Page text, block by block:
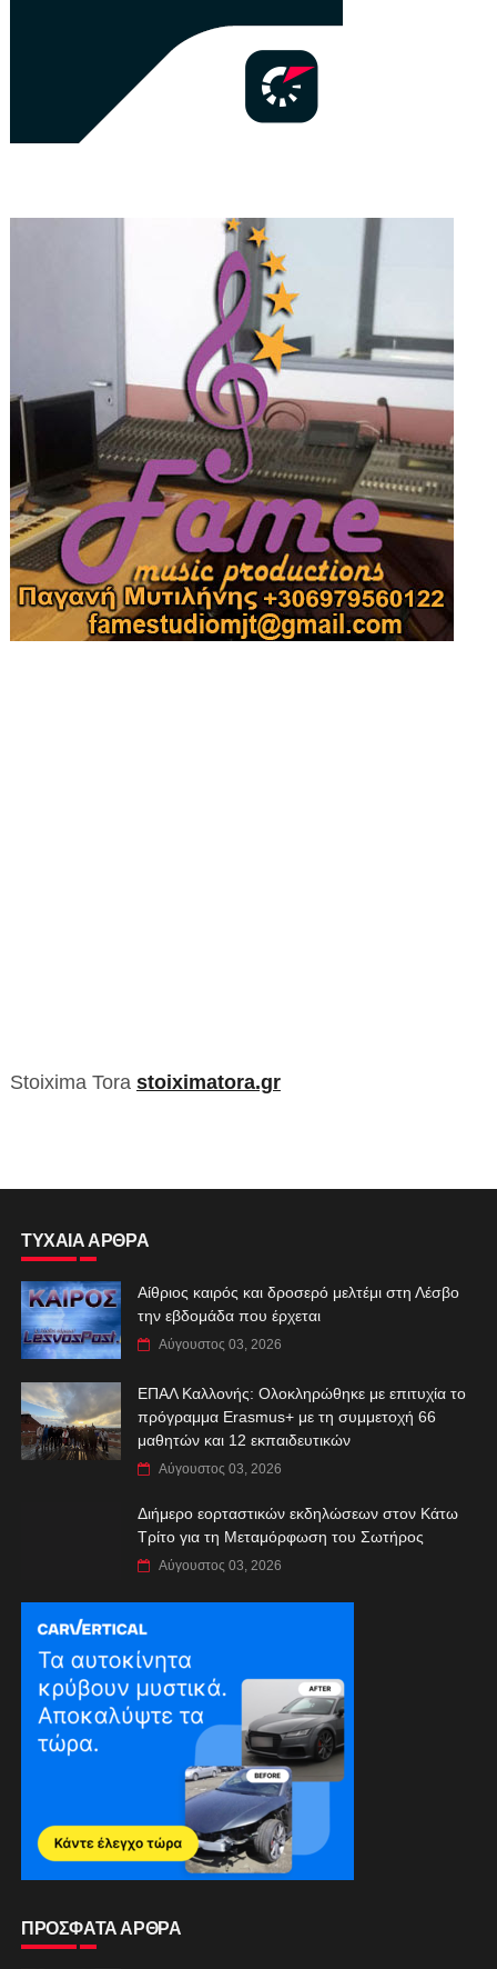
Stoixima Tora stoiximatora.gr
ΤΥΧΑΙΑ ΑΡΘΡΑ
Αίθριος καιρός και δροσερό μελτέμι στη Λέσβο
την εβδομάδα που έρχεται
Αύγουστος 03, 2026
ΕΠΑΛ Καλλονής: Ολοκληρώθηκε με επιτυχία το
πρόγραμμα Erasmus+ με τη συμμετοχή 66
μαθητών και 12 εκπαιδευτικών
Αύγουστος 03, 2026
Διήμερο εορταστικών εκδηλώσεων στον Κάτω
Τρίτο για τη Μεταμόρφωση του Σωτήρος
Αύγουστος 03, 2026
ΠΡΟΣΦΑΤΑ ΑΡΘΡΑ